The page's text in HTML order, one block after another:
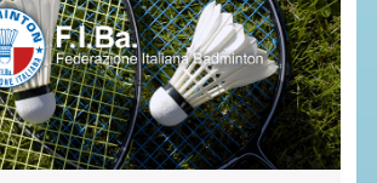
REGOLAMENTI
PROVVEDIMENTI
ORGANI DI GIUSTIZIA FEDERALE
MAGLIA AZZURRA